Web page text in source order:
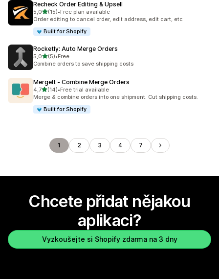
Recheck Order Editing & Upsell
5,0z 5 hvězd
(15)
Celkový počet recenzí: 15
•Free plan available
Order editing to cancel order, edit address, edit cart, etc
Built for Shopify
Rocketly: Auto Merge Orders
5,0z 5 hvězd
(5)
Celkový počet recenzí: 5
•Free
Combine orders to save shipping costs
MergeIt ‑ Combine Merge Orders
4,7z 5 hvězd
(14)
Celkový počet recenzí: 14
•Free trial available
Merge & combine orders into one shipment. Cut shipping costs.
Built for Shopify
1 2 3 4 7
Chcete přidat nějakou
aplikaci?
Vyzkoušejte si Shopify zdarma na 3 dny